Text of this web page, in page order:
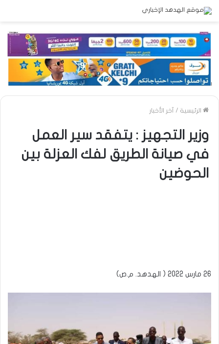
الرئيسية / آخر الأخبار
وزير التجهيز : يتفقد سير العمل
في صيانة الطريق لفك العزلة بين
الحوضين
26 مارس 2022 ( الهدهد. م.ص)